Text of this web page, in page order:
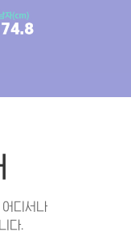
디서나
다.